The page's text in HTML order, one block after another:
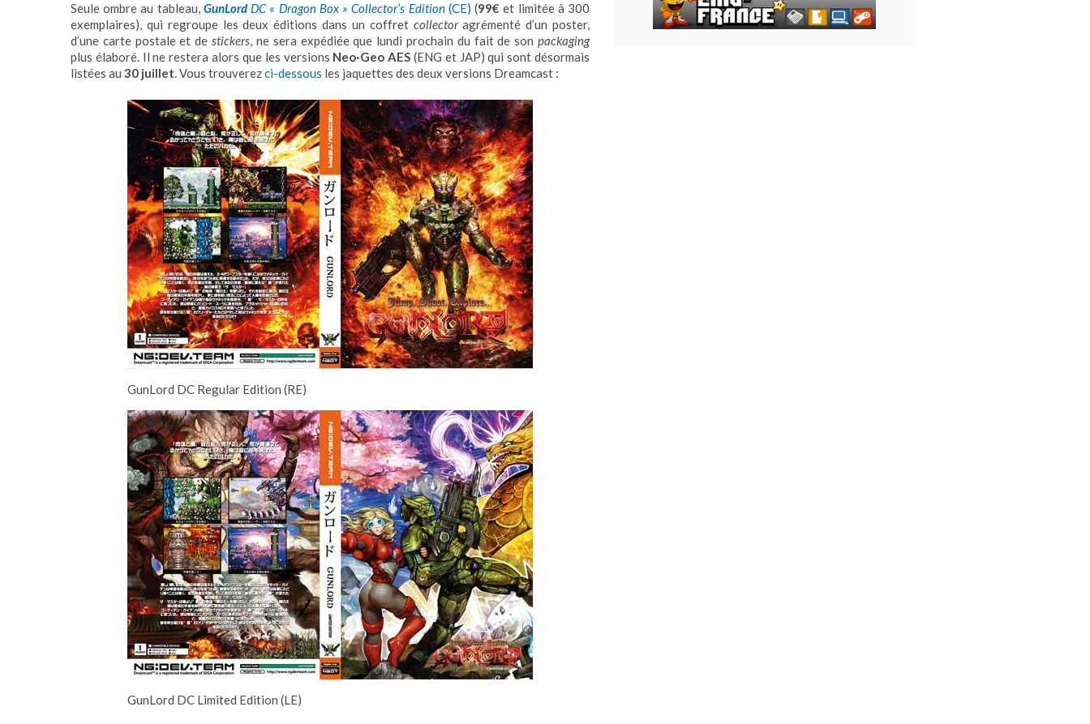
Seule ombre au tableau, GunLordDC « Dragon Box » Collector’s Edition(CE) (99€ et limitée à 300
exemplaires), qui regroupe les deux éditions dans un coffret collectoragrémenté d’un poster,
d’une carte postale et destickers, ne sera expédiée que lundi prochain du fait de son packaging
plus élaboré. Il ne restera alors que les versions Neo·Geo AES (ENG et JAP) qui sont désormais
listées au 30 juillet. Vous trouverezci-dessous les jaquettes des deux versions Dreamcast :
GunLord DC Regular Edition (RE)
GunLord DC Limited Edition (LE)